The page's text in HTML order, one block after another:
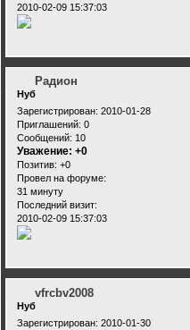
2010-02-09 15:37:03
Радион
Нуб
Зарегистрирован: 2010-01-28
Приглашений: 0
Сообщений: 10
Уважение: +0
Позитив: +0
Провел на форуме:
31 минуту
Последний визит:
2010-02-09 15:37:03
vfrcbv2008
Нуб
Зарегистрирован: 2010-01-30